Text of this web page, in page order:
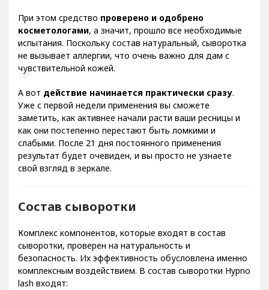
При этом средство проверено и одобрено
косметологами, а значит, прошло все необходимые
испытания. Поскольку состав натуральный, сыворотка
не вызывает аллергии, что очень важно для дам с
чувствительной кожей.
А вот действие начинается практически сразу.
Уже с первой недели применения вы сможете
заметить, как активнее начали расти ваши ресницы и
как они постепенно перестают быть ломкими и
слабыми. После 21 дня постоянного применения
результат будет очевиден, и вы просто не узнаете
свой взгляд в зеркале.
Состав сыворотки
Комплекс компонентов, которые входят в состав
сыворотки, проверен на натуральность и
безопасность. Их эффективность обусловлена именно
комплексным воздействием. В состав сыворотки Hypno
lash входят: